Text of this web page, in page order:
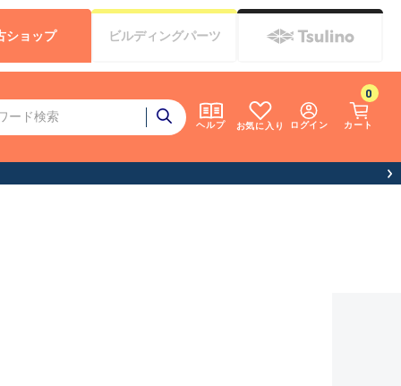
ヘルプ お気に入り ログイン カート
0
ショップ ビルディングパーツ